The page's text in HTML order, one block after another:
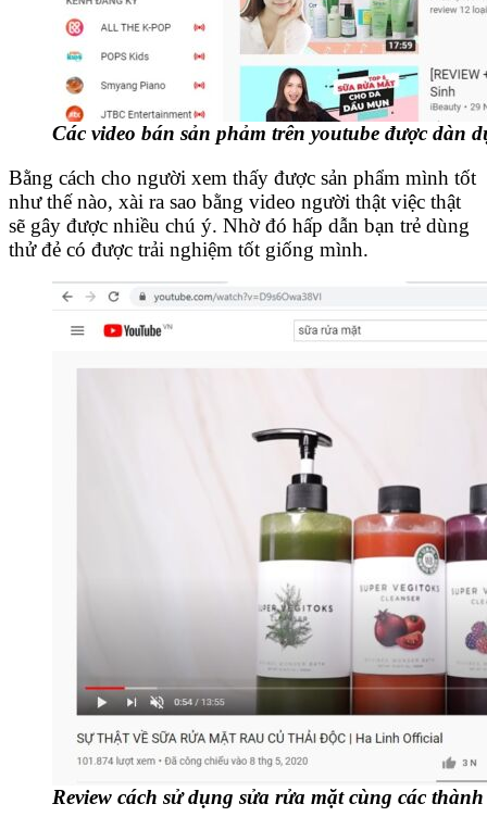
Các video bán sản phảm trên youtube được dàn
Bằng cách cho người xem thấy được sản phẩm mình tốt
như thế nào, xài ra sao bằng video người thật việc thật
sẽ gây được nhiều chú ý. Nhờ đó hấp dẫn bạn trẻ dùng
thử đẻ có được trải nghiệm tốt giống mình.
Review cách sử dụng sửa rửa mặt cùng các